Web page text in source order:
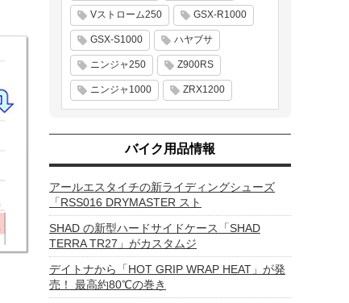
Vストローム250 GSX-R1000
GSX-S1000 ハヤブサ
ニンジャ250 Z900RS
ニンジャ1000 ZRX1200
バイク用品情報
アールエスタイチの新ライディングシューズ
「RSS016 DRYMASTER スト
SHAD の新型ハードサイドケース「SHAD
TERRA TR27」がカスタムジ
デイトナから「HOT GRIP WRAP HEAT」が発
売！ 最高約80℃の巻き